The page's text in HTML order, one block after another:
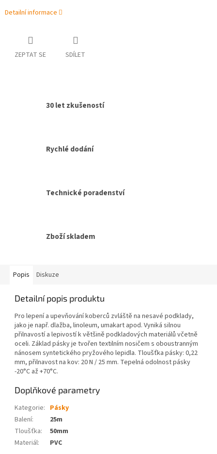
Detailní informace
ZEPTAT SE SDÍLET
30 let zkušeností
Rychlé dodání
Technické poradenství
Zboží skladem
Popis Diskuze
Detailní popis produktu
Pro lepení a upevňování koberců zvláště na nesavé podklady,
jako je např. dlažba, linoleum, umakart apod. Vyniká silnou
přilnavostí a lepivostí k většině podkladových materiálů včetně
oceli. Základ pásky je tvořen textilním nosičem s oboustranným
nánosem syntetického pryžového lepidla. Tloušťka pásky: 0,22
mm, přilnavost na kov: 20 N / 25 mm. Tepelná odolnost pásky
-20°C až +70°C.
Doplňkové parametry
Kategorie: Pásky
Balení:
25m
Tloušťka:
50mm
Materiál: PVC